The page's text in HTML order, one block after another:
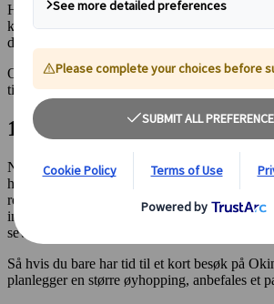
Hvis du ikke er sikker på når det er best å
kontakt med en avvåre reisekonsulenter. De
deg med å lage den riktige reiseruten!
Okinawa har mye å by på. Les videre for å se
til en flott tur rundt øygruppen.
1. Naha by er både vakker
Naha er ofte der de fleste starter sitt Okinawa-
hovedflyplassen ligger, og byen fungerer som
reiser rundt på de ulike øyene. Rundt 60 % av
innbyggere bor her, og det er også her mange
severdigheter ligger.
Så hvis du bare har tid til et kort besøk på
planlegger en større øyhopping, anbefales et